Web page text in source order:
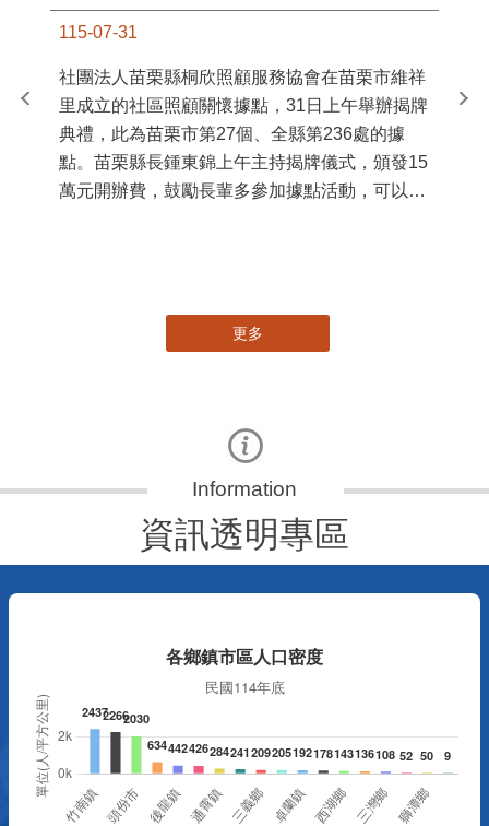
115-07-31
社團法人苗栗縣桐欣照顧服務協會在苗栗市維祥
里成立的社區照顧關懷據點，31日上午舉辦揭牌
典禮，此為苗栗市第27個、全縣第236處的據
點。苗栗縣長鍾東錦上午主持揭牌儀式，頒發15
萬元開辦費，鼓勵長輩多參加據點活動，可以更
苗
更多
資訊透明專區